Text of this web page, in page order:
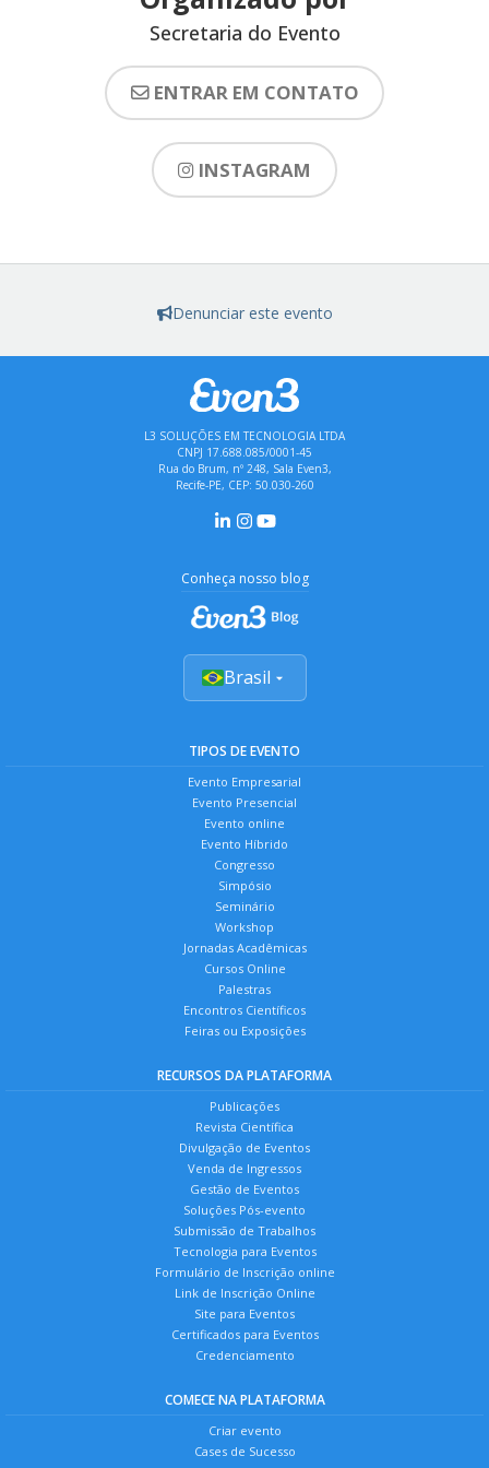
Secretaria do Evento
ENTRAR EM CONTATO
INSTAGRAM
Denunciar este evento
L3 SOLUÇÕES EM TECNOLOGIA LTDA
CNPJ 17.688.085/0001-45
Rua do Brum, nº 248, Sala Even3,
Recife-PE, CEP: 50.030-260
Conheça nosso blog
Brasil
TIPOS DE EVENTO
Evento Empresarial
Evento Presencial
Evento online
Evento Híbrido
Congresso
Simpósio
Seminário
Workshop
Jornadas Acadêmicas
Cursos Online
Palestras
Encontros Científicos
Feiras ou Exposições
RECURSOS DA PLATAFORMA
Publicações
Revista Científica
Divulgação de Eventos
Venda de Ingressos
Gestão de Eventos
Soluções Pós-evento
Submissão de Trabalhos
Tecnologia para Eventos
Formulário de Inscrição online
Link de Inscrição Online
Site para Eventos
Certificados para Eventos
Credenciamento
COMECE NA PLATAFORMA
Criar evento
Cases de Sucesso